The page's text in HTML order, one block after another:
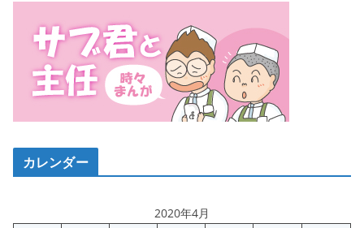
カレンダー
2020年4月